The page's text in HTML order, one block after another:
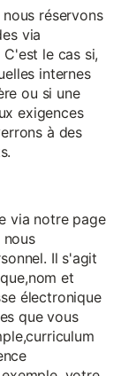
réservons
via
le cas si,
internes
ou si une
exigences
à des
via notre page
Il s'agit
et
électronique
que vous